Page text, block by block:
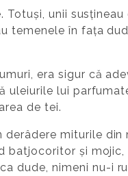
unii
temenele în fața
era sigur că
uleiurile lui
de tei.
miturile din
și mojic,
dude, nimeni nu-i